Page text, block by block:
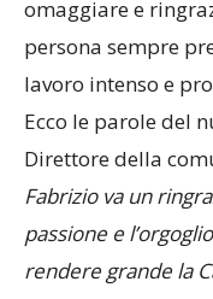
Infine, il Presidente
omaggiare e
persona sempre
lavoro intenso e
Ecco le parole del
Direttore della
Fabrizio va un
passione e